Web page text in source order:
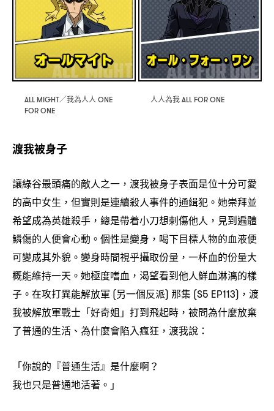
ALL MIGHT／我為人人ONE
FOR ONE
人人為我ALL FOR ONE
渡我被身子
讓綠谷最頭痛的敵人之一 ， 渡我被身子表面是位十分可愛
的高中女生 ， 但實則是連續殺人事件的通緝犯。她崇拜並
希望成為英雄殺手 ， 總是帶着小刀想刺傷他人 ， 見到遍體
鱗傷的人便會心動。個性是變身 ， 喝下目標人物的血液便
可變成其外貌。變身時間視乎攝取份量 ， 一杯血的份量大
概能維持一天。她極度嗜血 ， 渴望看到他人鮮血淋漓的樣
子。在攻打異能解放軍 (另一個反派) 那集 (S5 EP113)， 渡
我被解放軍戰士「好奇姐」打到飛起時 ， 被問為什麼放棄
了普通的生活、為什麼會陷入瘋狂 ， 渡我說 ：
「你說的『普通生活』是什麼啊？
我也只是普通地活著。」